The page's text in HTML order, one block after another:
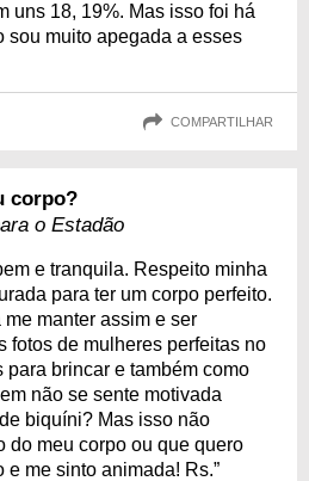
uns 18, 19%. Mas isso foi há
muito apegada a esses
COMPARTILHAR
corpo?
o Estadão
e tranquila. Respeito minha
para ter um corpo perfeito.
manter assim e ser
fotos de mulheres perfeitas no
para brincar e também como
não se sente motivada
biquíni? Mas isso não
do meu corpo ou que quero
me sinto animada! Rs.”